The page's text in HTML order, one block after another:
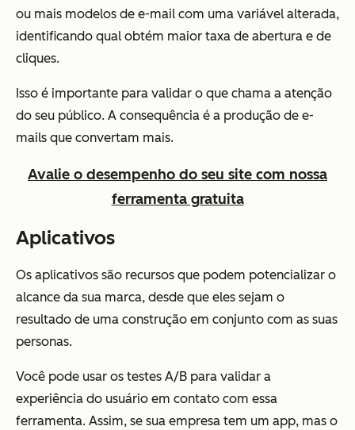
ou mais modelos de e-mail com uma variável alterada,
identificando qual obtém maior taxa de abertura e de
cliques.
Isso é importante para validar o que chama a atenção
do seu público. A consequência é a produção de e-
mails que convertam mais.
Avalie o desempenho do seu site com nossa
ferramenta gratuita
Aplicativos
Os aplicativos são recursos que podem potencializar o
alcance da sua marca, desde que eles sejam o
resultado de uma construção em conjunto com as suas
personas.
Você pode usar os testes A/B para validar a
experiência do usuário em contato com essa
ferramenta. Assim, se sua empresa tem um app, mas o